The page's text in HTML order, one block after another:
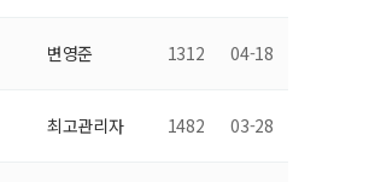
변영준 1312 04-18
최고관리자 1482 03-28